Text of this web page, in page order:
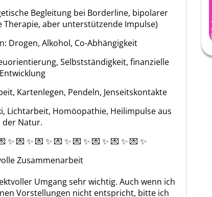
Begleitung bei Borderline, bipolarer
Therapie, aber unterstützende Impulse)
Drogen, Alkohol, Co-Abhängigkeit
Selbstständigkeit, finanzielle
Entwicklung
Kartenlegen, Pendeln, Jenseitskontakte
Lichtarbeit, Homöopathie, Heilimpulse aus
der Natur.
✨ 💌 ✨ 💌 ✨ 💌 ✨ 💌 ✨ 💌 ✨ 💌 ✨ 💌 ✨
Zusammenarbeit
Umgang sehr wichtig. Auch wenn ich
Vorstellungen nicht entspricht, bitte ich